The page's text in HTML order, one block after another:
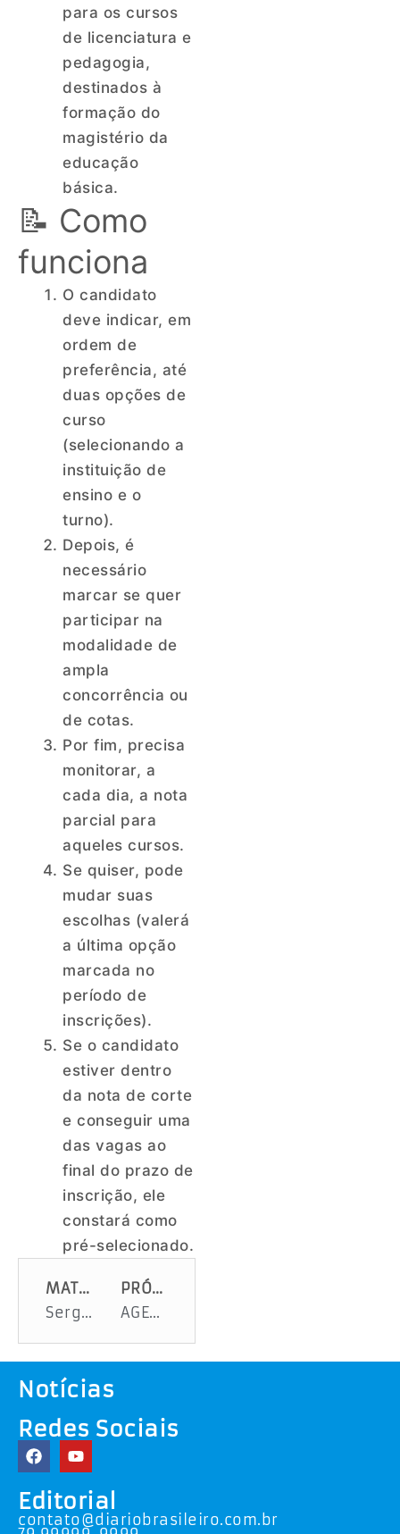
para os cursos
de licenciatura e
pedagogia,
destinados à
formação do
magistério da
educação
básica.
📝 Como
funciona
O candidato
deve indicar, em
ordem de
preferência, até
duas opções de
curso
(selecionando a
instituição de
ensino e o
turno).
Depois, é
necessário
marcar se quer
participar na
modalidade de
ampla
concorrência ou
de cotas.
Por fim, precisa
monitorar, a
cada dia, a nota
parcial para
aqueles cursos.
Se quiser, pode
mudar suas
escolhas (valerá
a última opção
marcada no
período de
inscrições).
Se o candidato
estiver dentro
da nota de corte
e conseguir uma
das vagas ao
final do prazo de
inscrição, ele
constará como
pré-selecionado.
MATÉRIA ANTERIOR
Sergipano desperta atenção dos amantes da boa música
PRÓXIMA MATÉRIA
AGENTE É O RECONHECIMENTO DO MUNDO A CRIATIVIDADE BRASILEIRA
Notícias
Redes Sociais
Editorial
contato@diariobrasileiro.com.br